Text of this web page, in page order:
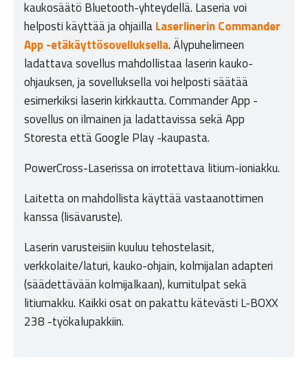
kaukosäätö Bluetooth-yhteydellä. Laseria voi
helposti käyttää ja ohjaillaLaserlinerin Commander
App -etäkäyttösovelluksella. Älypuhelimeen
ladattava sovellus mahdollistaa laserin kauko-
ohjauksen, ja sovelluksella voi helposti säätää
esimerkiksi laserin kirkkautta. Commander App -
sovellus on ilmainen ja ladattavissa sekä App
Storesta että Google Play -kaupasta.
PowerCross-Laserissa on irrotettava litium-ioniakku.
Laitetta on mahdollista käyttää vastaanottimen
kanssa (lisävaruste).
Laserin varusteisiin kuuluu tehostelasit,
verkkolaite/laturi, kauko-ohjain, kolmijalan adapteri
(säädettävään kolmijalkaan), kumitulpat sekä
litiumakku. Kaikki osat on pakattu kätevästi L-BOXX
238 -työkalupakkiin.